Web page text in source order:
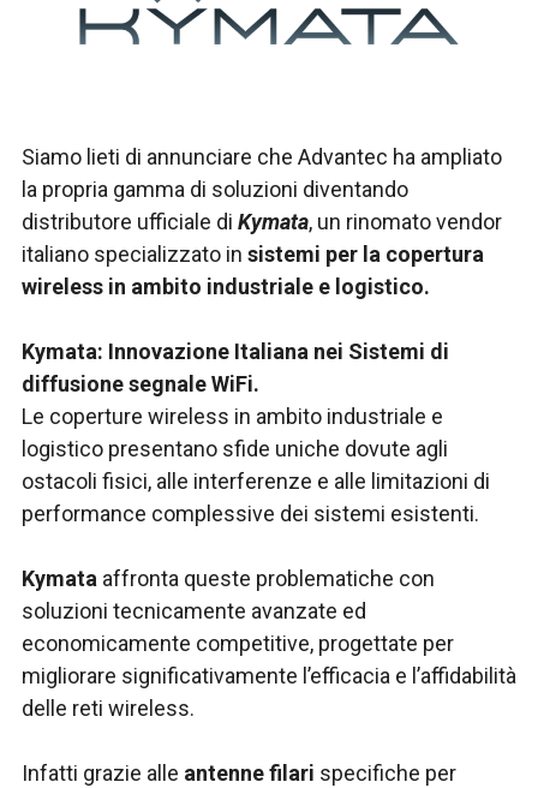
Siamo lieti di annunciare che Advantec ha ampliato
la propria gamma di soluzioni diventando
distributore ufficiale di Kymata, un rinomato vendor
italiano specializzato in sistemi per la copertura
wireless in ambito industriale e logistico.
Kymata: Innovazione Italiana nei Sistemi di
diffusione segnale WiFi.
Le coperture wireless in ambito industriale e
logistico presentano sfide uniche dovute agli
ostacoli fisici, alle interferenze e alle limitazioni di
performance complessive dei sistemi esistenti.
Kymata affronta queste problematiche con
soluzioni tecnicamente avanzate ed
economicamente competitive, progettate per
migliorare significativamente l’efficacia e l’affidabilità
delle reti wireless.
Infatti grazie alle antenne filari specifiche per